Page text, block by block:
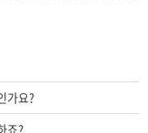
가요?
죠?